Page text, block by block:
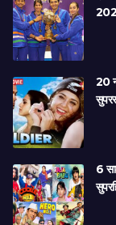
20
6